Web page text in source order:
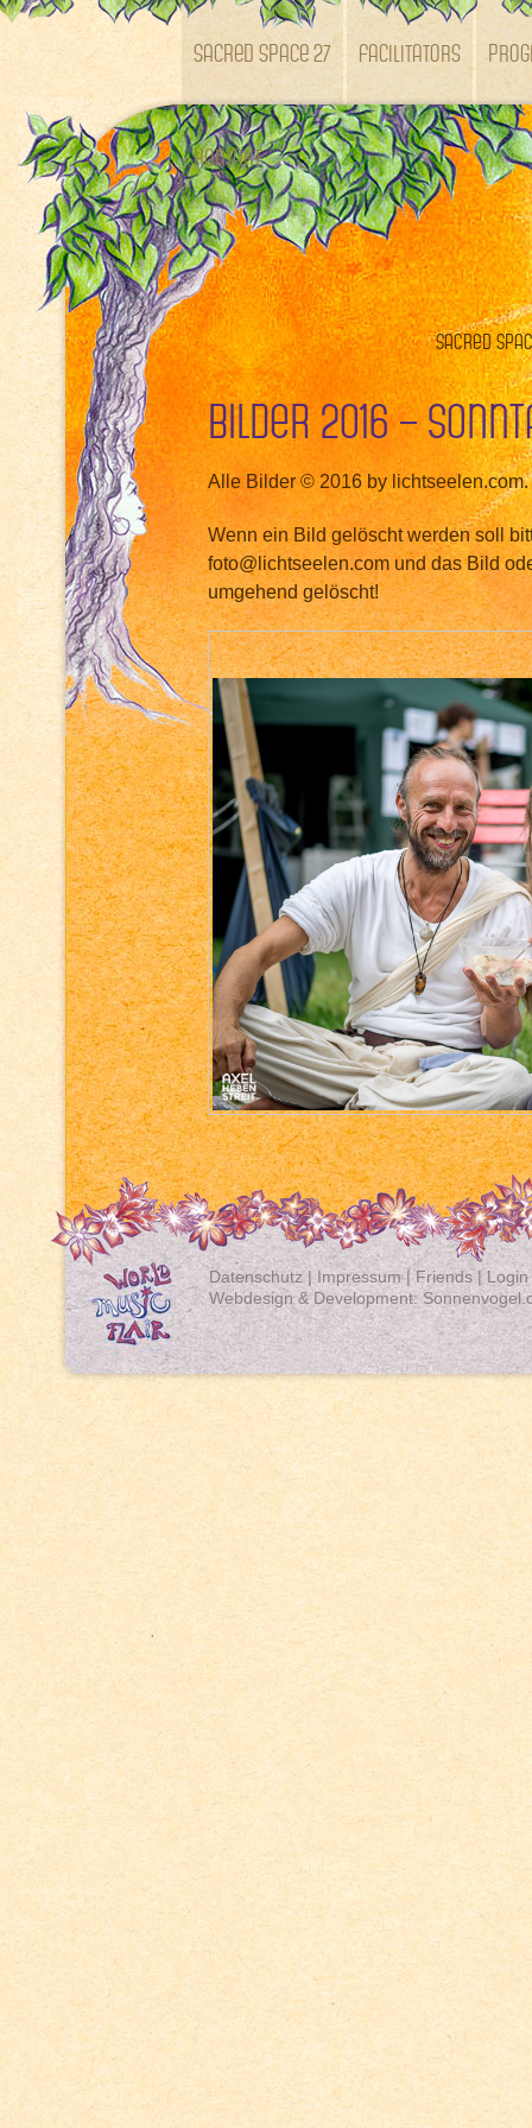
SACRED SPACE 27 Facilitators
Kontakt
Sacred
Bilder 2016 –
Alle Bilder © 2016 by lichtseelen.com.
Wenn ein Bild gelöscht werden soll
foto@lichtseelen.com und das Bild
umgehend gelöscht!
Datenschutz | Impressum|Friends|Login
Webdesign & Development: